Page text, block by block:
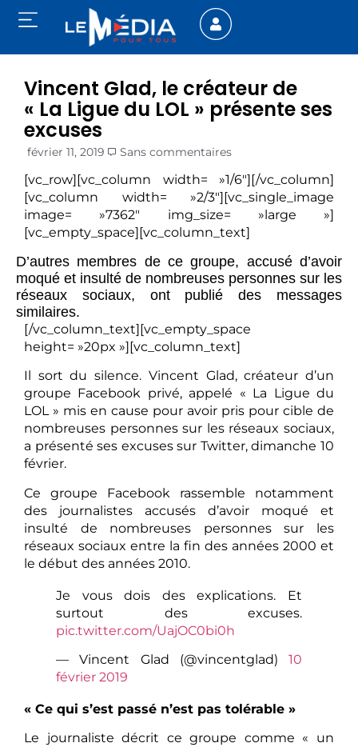
Vincent Glad, le créateur de
« La Ligue du LOL » présente ses
excuses
février 11, 2019 Sans commentaires
[vc_row][vc_column width= »1/6″][/vc_column]
[vc_column width= »2/3″][vc_single_image
image= »7362″ img_size= »large »]
[vc_empty_space][vc_column_text]
D’autres membres de ce groupe, accusé d’avoir
moqué et insulté de nombreuses personnes sur les
réseaux sociaux, ont publié des messages
similaires.
[/vc_column_text][vc_empty_space
height= »20px »][vc_column_text]
Il sort du silence. Vincent Glad, créateur d’un
groupe Facebook privé, appelé « La Ligue du
LOL » mis en cause pour avoir pris pour cible de
nombreuses personnes sur les réseaux sociaux,
a présenté ses excuses sur Twitter, dimanche 10
février.
Ce groupe Facebook rassemble notamment
des journalistes accusés d’avoir moqué et
insulté de nombreuses personnes sur les
réseaux sociaux entre la fin des années 2000 et
le début des années 2010.
Je vous dois des explications. Et
surtout des excuses.
pic.twitter.com/UajOC0bi0h
— Vincent Glad (@vincentglad) 10
février 2019
« Ce qui s’est passé n’est pas tolérable »
Le journaliste décrit ce groupe comme « un